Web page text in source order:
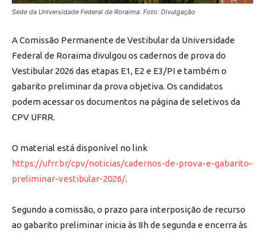
Sede da Universidade Federal de Roraima. Foto: Divulgação
A Comissão Permanente de Vestibular da Universidade
Federal de Roraima divulgou os cadernos de prova do
Vestibular 2026 das etapas E1, E2 e E3/PI e também o
gabarito preliminar da prova objetiva. Os candidatos
podem acessar os documentos na página de seletivos da
CPV UFRR.
O material está disponível no link
https://ufrr.br/cpv/noticias/cadernos-de-prova-e-gabarito-
preliminar-vestibular-2026/.
Segundo a comissão, o prazo para interposição de recurso
ao gabarito preliminar inicia às 8h de segunda e encerra às